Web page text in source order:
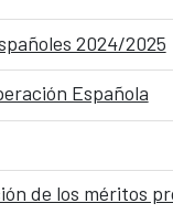
2024/2025
Española
de los méritos